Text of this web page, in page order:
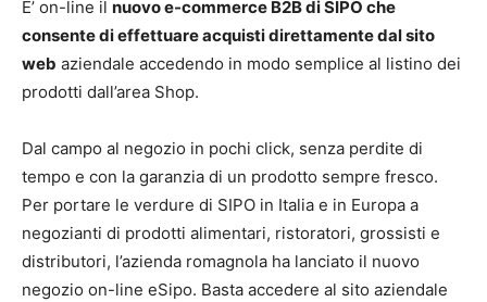
E’ on-line il nuovo e-commerce B2B di SIPO che
consente di effettuare acquisti direttamente dal sito
web aziendale accedendo in modo semplice al listino dei
prodotti dall’area Shop.
Dal campo al negozio in pochi click, senza perdite di
tempo e con la garanzia di un prodotto sempre fresco.
Per portare le verdure di SIPO in Italia e in Europa a
negozianti di prodotti alimentari, ristoratori, grossisti e
distributori, l’azienda romagnola ha lanciato il nuovo
negozio on-line eSipo. Basta accedere al sito aziendale